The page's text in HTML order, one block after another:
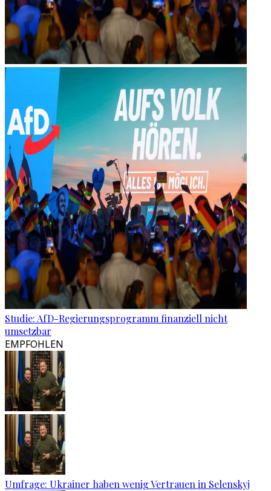
Studie: AfD-Regierungsprogramm finanziell nicht
umsetzbar
EMPFOHLEN
Umfrage: Ukrainer haben wenig Vertrauen in Selenskyj